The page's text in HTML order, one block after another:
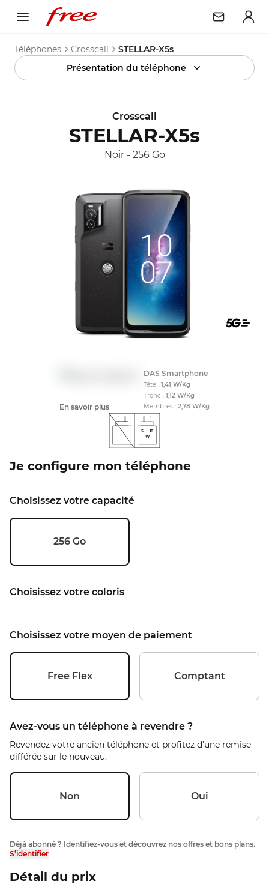
Téléphones Crosscall
STELLAR-X5s
Présentation du téléphone
Crosscall
STELLAR-X5s
Noir- 256 Go
En savoir plus
DAS Smartphone
Tête : 1,41 W/Kg
Tronc : 1,12 W/Kg
Membres : 2,78 W/Kg
5—18
W
Je configure mon téléphone
Choisissez votre capacité
256 Go
Choisissez votre coloris
Choisissez votre moyen de paiement
Free Flex Comptant
Avez-vous un téléphone à revendre ?
Revendez votre ancien téléphone et profitez d'une remise
différée sur le nouveau.
Non Oui
Déjà abonné ? Identifiez-vous et découvrez nos offres et bons plans.
S’identifier
Détail du prix